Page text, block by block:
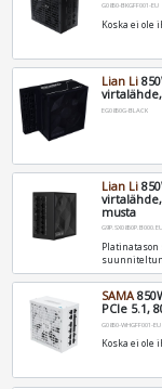
G0850-BKGFF001-EU
Koska ei ole
Lian Li
virtalähde,
EG0850G-BLACK
Lian Li
musta
G9P.SX0850P.B000.EU
Platinatason
SAMA
PCIe 5.1,
G0850-WHGFF001-EU
Koska ei ole